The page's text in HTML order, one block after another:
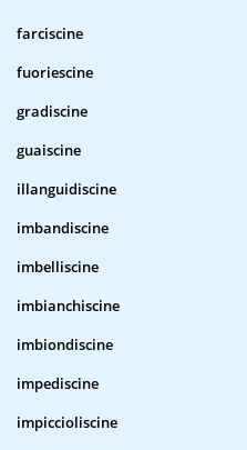
farciscine
fuoriescine
gradiscine
guaiscine
illanguidiscine
imbandiscine
imbelliscine
imbianchiscine
imbiondiscine
impediscine
impiccioliscine